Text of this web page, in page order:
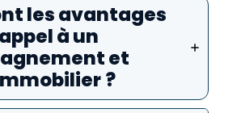
les avantages
à un
et
?